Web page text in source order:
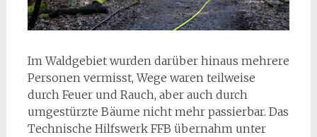
Im Waldgebiet wurden darüber hinaus mehrere
Personen vermisst, Wege waren teilweise
durch Feuer und Rauch, aber auch durch
umgestürzte Bäume nicht mehr passierbar. Das
Technische Hilfswerk FFB übernahm unter